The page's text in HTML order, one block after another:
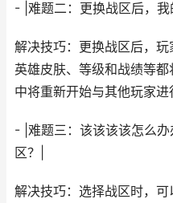
- |难题二：更换战区后，我
解决技巧：更换战区后，
英雄皮肤、等级和战绩等
中将重新开始与其他玩家进
- |难题三：该该该该怎么
区？|
解决技巧：选择战区时，